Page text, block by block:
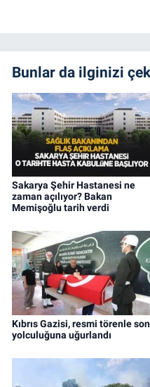
Bunlar da ilginizi
Sakarya Şehir Hastanesi ne
zaman açılıyor? Bakan
Memişoğlu tarih verdi
Kıbrıs Gazisi, resmi törenle son
yolculuğuna uğurlandı